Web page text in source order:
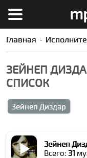
Главная
ЗЕЙНЕП
СПИСОК
Зейнеп Диздар
Зейнеп
Всего:31